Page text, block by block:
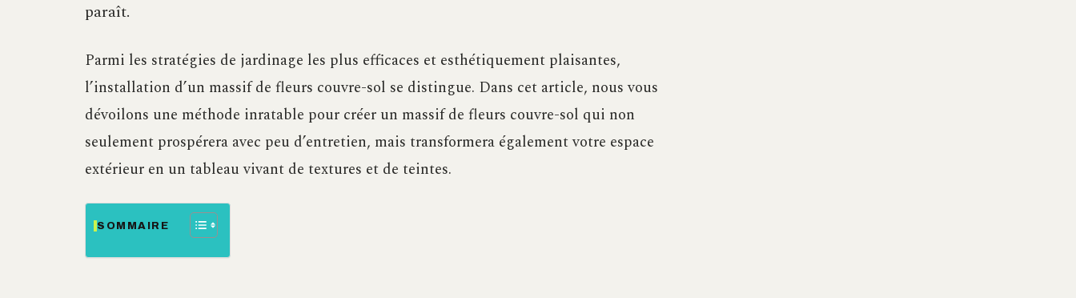
paraît.
Parmi les stratégies de jardinage les plus efficaces et esthétiquement plaisantes,
l’installation d’un massif de fleurs couvre-sol se distingue. Dans cet article, nous vous
dévoilons une méthode inratable pour créer un massif de fleurs couvre-sol qui non
seulement prospérera avec peu d’entretien, mais transformera également votre espace
extérieur en un tableau vivant de textures et de teintes.
SOMMAIRE